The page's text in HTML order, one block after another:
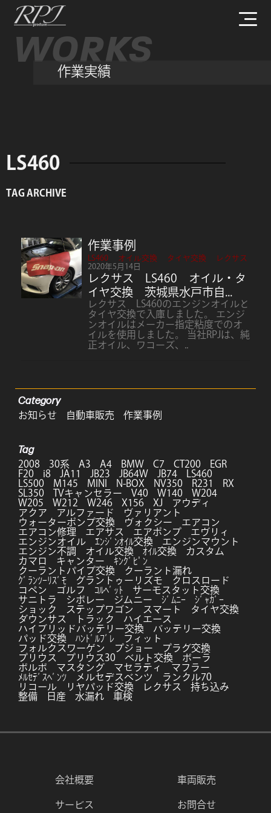
WORKS
作業実績
LS460
TAG ARCHIVE
作業事例
LS460 オイル交換 タイヤ交換
レクサス
2020年5月14日
レクサス LS460 オイル・タ
イヤ交換 茨城県水戸市自...
レクサス LS460のエンジンオイルと
タイヤ交換で入庫しました。 エンジ
ンオイルはメーカー指定粘度でのオ
イルを使用しました。 当社RPJは、純
正オイル、ワコーズ、..
Category
お知らせ 自動車販売 作業事例
Tag
2008 30系 A3 A4 BMW C7 CT200
EGR
F20
i8 JA11 JB23 JB64W JB74
LS460
LS500
M145 MINI N-BOX NV350 R231
RX
SL350
TVキャンセラー V40 W140
W204
W205
W212 W246 X156 XJ
アウディ
アクア
アルファード
ヴァリアント
ウォーターポンプ交換
ヴォクシー
エアコン
エアコン修理
エアサス エアポンプ
エヴリィ
エンジンオイル
ｴﾝｼﾞﾝｵｲﾙ交換
エンジンマウント
エンジン不調
オイル交換 ｵｲﾙ交換
カスタム
カマロ
キャンター
ｷﾝｸﾞﾋﾟﾝ
クーラントパイプ交換
クーラント漏れ
ｸﾞﾗﾝﾂｰﾘｽﾞﾓ
グラントゥーリズモ
クロスロード
コペン
ゴルフ ｺﾙﾍﾞｯﾄ
サーモスタット交換
サニトラ
シボレー ジムニー ｼﾞﾑﾆｰ
ｼﾞｬｶﾞｰ
ショック
ステップワゴン スマート
タイヤ交換
ダウンサス
トラック
ハイエース
ハイブリッドバッテリー交換
バッテリー交換
パッド交換
ﾊﾝﾄﾞﾙﾌﾞﾚ
フィット
フォルクスワーゲン
プジョー
プラグ交換
プリウス
プリウス30 ベルト交換
ボーラ
ボルボ
マスタング マセラティ
マフラー
ﾒﾙｾﾃﾞｽﾍﾞﾝﾂ
メルセデスベンツ
ランクル70
リコール
リヤパッド交換 レクサス
持ち込み
整備
日産 水漏れ 車検
会社概要
サービス
車両販売
お問合せ